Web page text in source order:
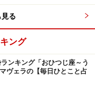
吉日。積み立て形式が
のための星占い】
る
ング
ンキング「おひつじ座～う
ヴェラの【毎日ひとこと占